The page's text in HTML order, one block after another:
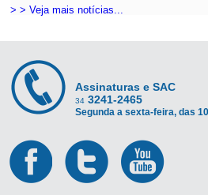
> > Veja mais notícias...
Assinaturas e SAC
34 3241-2465
Segunda a sexta-feira, das